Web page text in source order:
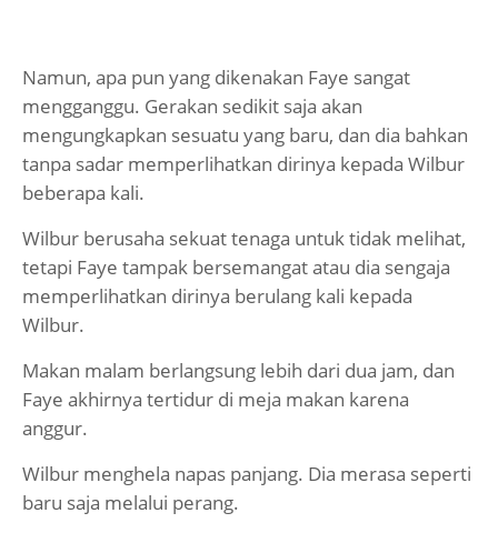
Namun, apa pun yang dikenakan Faye sangat
mengganggu. Gerakan sedikit saja akan
mengungkapkan sesuatu yang baru, dan dia bahkan
tanpa sadar memperlihatkan dirinya kepada Wilbur
beberapa kali.
Wilbur berusaha sekuat tenaga untuk tidak melihat,
tetapi Faye tampak bersemangat atau dia sengaja
memperlihatkan dirinya berulang kali kepada
Wilbur.
Makan malam berlangsung lebih dari dua jam, dan
Faye akhirnya tertidur di meja makan karena
anggur.
Wilbur menghela napas panjang. Dia merasa seperti
baru saja melalui perang.